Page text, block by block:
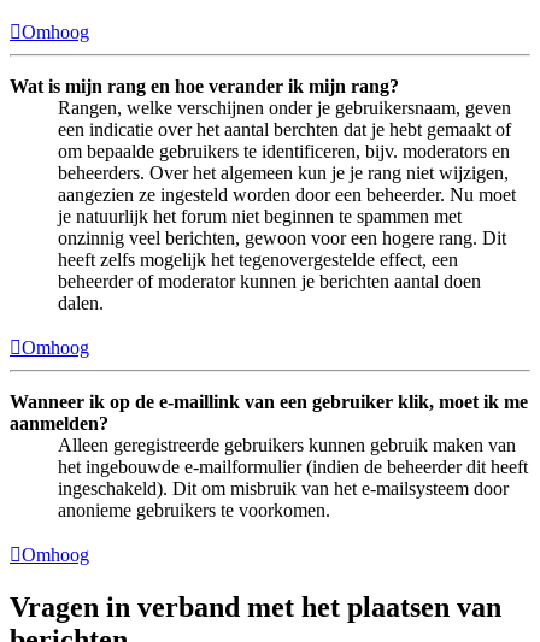
Omhoog
Wat is mijn rang en hoe verander ik mijn rang?
Rangen, welke verschijnen onder je gebruikersnaam, geven
een indicatie over het aantal berchten dat je hebt gemaakt of
om bepaalde gebruikers te identificeren, bijv. moderators en
beheerders. Over het algemeen kun je je rang niet wijzigen,
aangezien ze ingesteld worden door een beheerder. Nu moet
je natuurlijk het forum niet beginnen te spammen met
onzinnig veel berichten, gewoon voor een hogere rang. Dit
heeft zelfs mogelijk het tegenovergestelde effect, een
beheerder of moderator kunnen je berichten aantal doen
dalen.
Omhoog
Wanneer ik op de e-maillink van een gebruiker klik, moet ik me
aanmelden?
Alleen geregistreerde gebruikers kunnen gebruik maken van
het ingebouwde e-mailformulier (indien de beheerder dit heeft
ingeschakeld). Dit om misbruik van het e-mailsysteem door
anonieme gebruikers te voorkomen.
Omhoog
Vragen in verband met het plaatsen van